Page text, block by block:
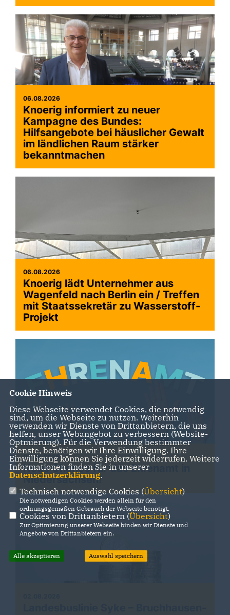
06.08.2026
Knoerig informiert zu neuer
Kampagne des Bundes:
Hilfsangebote bei häuslicher Gewalt
im ländlichen Raum stärker
bekanntmachen
06.08.2026
Knoerig lädt Unternehmer aus
Wagenfeld nach Berlin ein / Treffen
mit Staatssekretär zu Wasserstoff-
Projekt
02.08.2026
Neue Chance für das Ehrenamt in
Niedersachsen!
Cookie Hinweis
Diese Webseite verwendet Cookies, die notwendig
sind, um die Webseite zu nutzen. Weiterhin
verwenden wir Dienste von Drittanbietern, die uns
helfen, unser Webangebot zu verbessern (Website-
Optmierung). Für die Verwendung bestimmter
Dienste, benötigen wir Ihre Einwilligung. Ihre
Einwilligung können Sie jederzeit widerrufen. Weitere
Informationen finden Sie in unserer
Datenschutzerklärung.
Technisch notwendige Cookies (Übersicht)
Die notwendigen Cookies werden allein für den
ordnungsgemäßen Gebrauch der Webseite benötigt.
Cookies von Drittanbietern (Übersicht)
Zur Optimierung unserer Webseite binden wir Dienste und
Angebote von Drittanbietern ein.
Alle akzeptieren Auswahl speichern